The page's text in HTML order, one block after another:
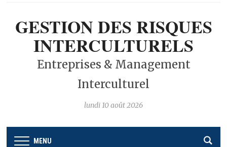
GESTION DES RISQUES
INTERCULTURELS
Entreprises & Management
Interculturel
lundi 10 août 2026
MENU